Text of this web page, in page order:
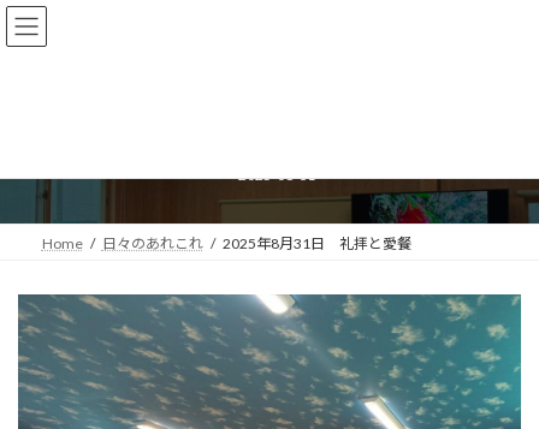
コ
ン
キ
プ
ナ
ビ
に
動
2025-08-31
Home 日々のあれこれ 2025年8月31日 礼拝と愛餐